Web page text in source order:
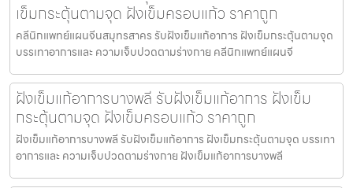
เข็มกระตุ้นตามจุด ฝังเข็มครอบแก้ว ราคาถูก
คลีนิกแพทย์แผนจีนสมุทรสาคร รับฝังเข็มแก้อาการ ฝังเข็มกระตุ้นตามจุด
บรรเทาอาการและ ความเจ็บปวดตามร่างกาย คลีนิกแพทย์แผนจี
ฝังเข็มแก้อาการบางพลี รับฝังเข็มแก้อาการ ฝังเข็ม
กระตุ้นตามจุด ฝังเข็มครอบแก้ว ราคาถูก
ฝังเข็มแก้อาการบางพลี รับฝังเข็มแก้อาการ ฝังเข็มกระตุ้นตามจุด บรรเทา
อาการและ ความเจ็บปวดตามร่างกาย ฝังเข็มแก้อาการบางพลี